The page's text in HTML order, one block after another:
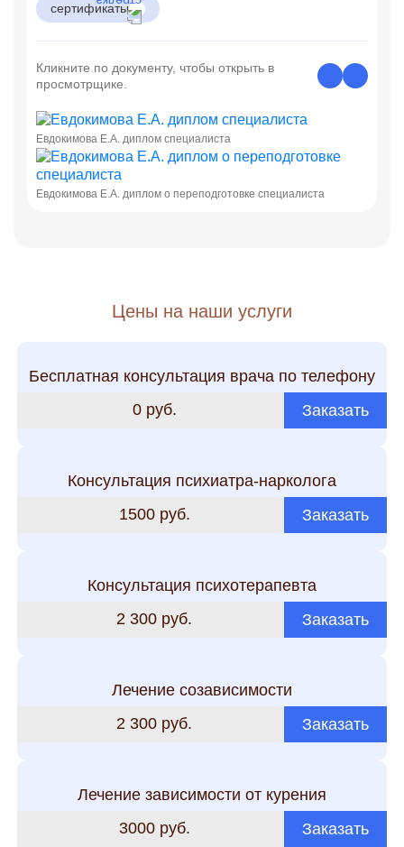
сертификаты
Кликните по документу, чтобы открыть в
просмотрщике.
Евдокимова Е.А. диплом специалиста
Евдокимова Е.А. диплом о переподготовке специалиста
Цены на наши услуги
Бесплатная консультация врача по телефону
0 руб.
Заказать
Консультация психиатра-нарколога
1500 руб.
Заказать
Консультация психотерапевта
2 300 руб.
Заказать
Лечение созависимости
2 300 руб.
Заказать
Лечение зависимости от курения
3000 руб.
Заказать